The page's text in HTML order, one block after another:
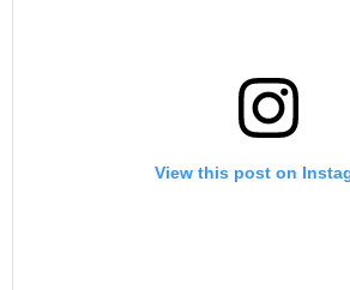
View this post on